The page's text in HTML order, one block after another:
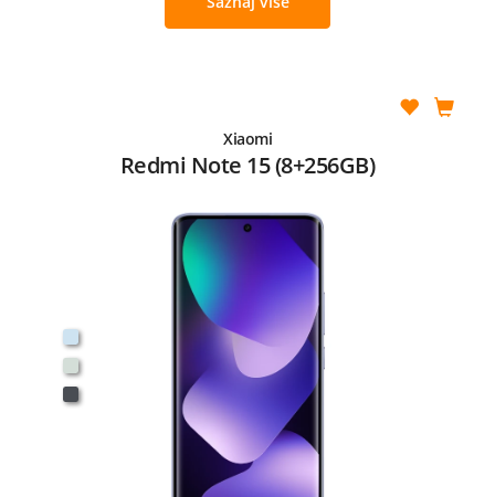
Xiaomi
Redmi Note 15 (8+256GB)